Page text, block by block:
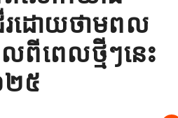
រដោយថាមពល
ពីពេលថ្មីៗនេះ
២៥